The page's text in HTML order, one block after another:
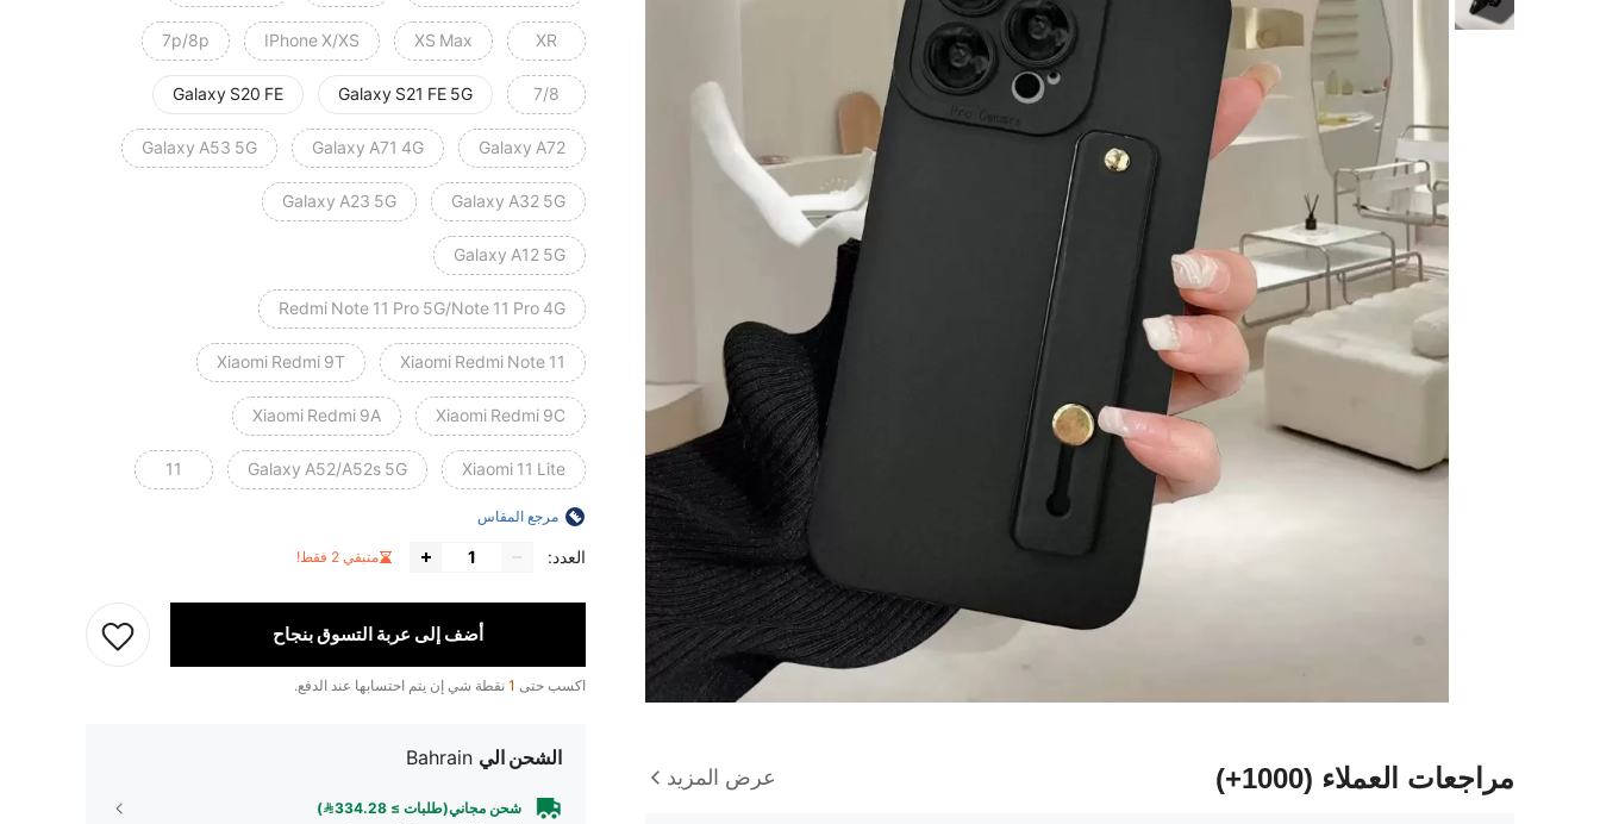
مراجعات العملاء (1000+) عرض المزيد
XR
XS Max
IPhone X/XS
7p/8p
7/8
Galaxy S21 FE 5G
Galaxy S20 FE
Galaxy A72
Galaxy A71 4G
Galaxy A53 5G
Galaxy A32 5G
Galaxy A23 5G
Galaxy A12 5G
Redmi Note 11 Pro 5G/Note 11 Pro 4G
Xiaomi Redmi Note 11
Xiaomi Redmi 9T
Xiaomi Redmi 9C
Xiaomi Redmi 9A
Xiaomi 11 Lite
Galaxy A52/A52s 5G
11
مرجع المقاس
العدد: متبقي 2 فقط!
أضف إلى عربة التسوق بنجاح
اكسب حتى 1 نقطة شي إن يتم احتسابها عند الدفع.
الشحن الي Bahrain
شحن مجاني(طلبات ≥ 334.28)